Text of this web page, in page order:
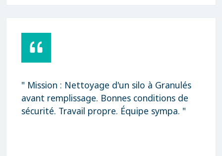
" Mission : Nettoyage d'un silo à Granulés
avant remplissage. Bonnes conditions de
sécurité. Travail propre. Équipe sympa. "